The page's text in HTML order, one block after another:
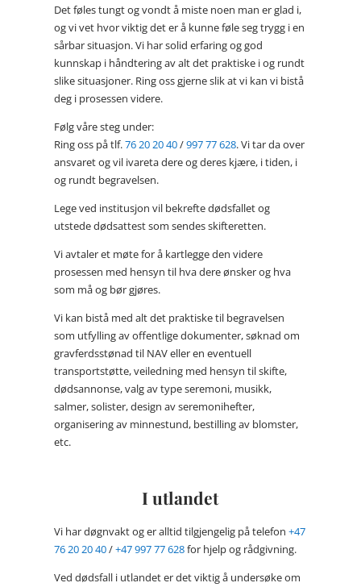
Det føles tungt og vondt å miste noen man er glad i,
og vi vet hvor viktig det er å kunne føle seg trygg i en
sårbar situasjon. Vi har solid erfaring og god
kunnskap i håndtering av alt det praktiske i og rundt
slike situasjoner. Ring oss gjerne slik at vi kan vi bistå
deg i prosessen videre.
Følg våre steg under:
Ring oss på tlf.76 20 20 40/997 77 628. Vi tar da over
ansvaret og vil ivareta dere og deres kjære, i tiden, i
og rundt begravelsen.
Lege ved institusjon vil bekrefte dødsfallet og
utstede dødsattest som sendes skifteretten.
Vi avtaler et møte for å kartlegge den videre
prosessen med hensyn til hva dere ønsker og hva
som må og bør gjøres.
Vi kan bistå med alt det praktiske til begravelsen
som utfylling av offentlige dokumenter, søknad om
gravferdsstønad til NAV eller en eventuell
transportstøtte, veiledning med hensyn til skifte,
dødsannonse, valg av type seremoni, musikk,
salmer, solister, design av seremonihefter,
organisering av minnestund, bestilling av blomster,
etc.
I utlandet
Vi har døgnvakt og er alltid tilgjengelig på telefon+47
76 20 20 40/+47 997 77 628for hjelp og rådgivning.
Ved dødsfall i utlandet er det viktig å undersøke om